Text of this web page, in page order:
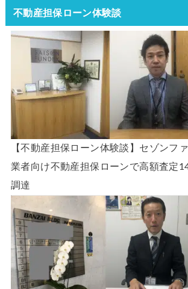
不動産担保ローン体験談
【不動産担保ローン体験談】セゾンフ
業者向け不動産担保ローンで高額査定
調達